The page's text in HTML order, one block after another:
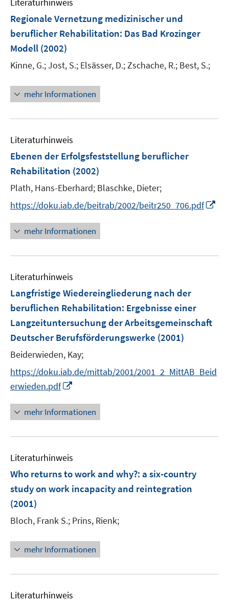
m
F
e
n
s
t
r
ö
n
n
Regionale Vernetzung medizinischer und
beruflicher Rehabilitation: Das Bad Krozinger
Modell (2002)
Kinne, G.;Jost, S.; Elsässer, D.;Zschache, R.; Best, S.;
mehr Informationen
Literaturhinweis
Ebenen der Erfolgsfeststellung beruflicher
Rehabilitation (2002)
Plath, Hans-Eberhard; Blaschke, Dieter;
https://doku.iab.de/beitrab/2002/beitr250_706.pdf
u
ö
n
mehr Informationen
Literaturhinweis
Langfristige Wiedereingliederung nach der
beruflichen Rehabilitation: Ergebnisse einer
Langzeituntersuchung der Arbeitsgemeinschaft
Deutscher Berufsförderungswerke (2001)
Beiderwieden, Kay;
https://doku.iab.de/mittab/2001/2001_2_MittAB_Beid
erwieden.pdf
n
e
u
F
e
n
t
r
ö
mehr Informationen
Literaturhinweis
Who returns to work and why?: a six-country
study on work incapacity and reintegration
(2001)
Bloch, Frank S.; Prins, Rienk;
mehr Informationen
Literaturhinweis